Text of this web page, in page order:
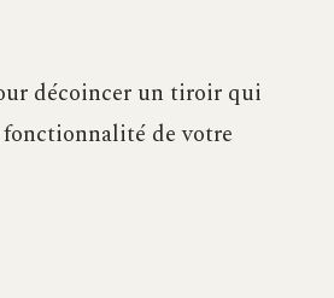
décoincer un tiroir qui
de votre